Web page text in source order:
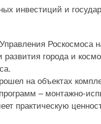
инвестиций и
Роскосмоса
города и
на объектах
– монтажно-
практическую